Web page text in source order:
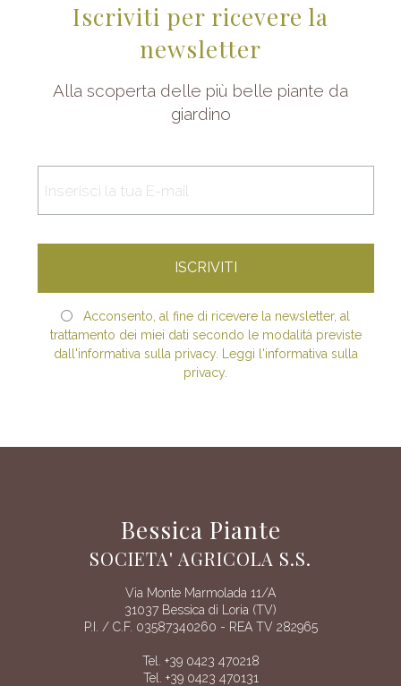
Iscriviti per ricevere la
newsletter
Alla scoperta delle più belle piante da
giardino
Acconsento, al fine di ricevere la newsletter, al
trattamento dei miei dati secondo le modalità previste
dall'informativa sulla privacy. Leggi l'informativa sulla
privacy.
Bessica Piante
SOCIETA' AGRICOLA S.S.
Via Monte Marmolada 11/A
31037 Bessica di Loria (TV)
P.I. / C.F. 03587340260 - REA TV 282965
Tel. +39 0423 470218
Tel. +39 0423 470131